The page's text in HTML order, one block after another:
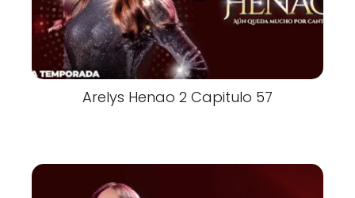
Arelys Henao 2 Capitulo 57